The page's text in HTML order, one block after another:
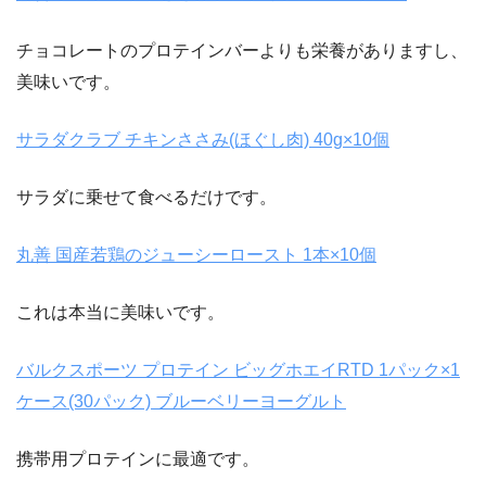
チョコレートのプロテインバーよりも栄養がありますし、
美味いです。
サラダクラブ チキンささみ(ほぐし肉) 40g×10個
サラダに乗せて食べるだけです。
丸善 国産若鶏のジューシーロースト 1本×10個
これは本当に美味いです。
バルクスポーツ プロテイン ビッグホエイRTD 1パック×1
ケース(30パック) ブルーベリーヨーグルト
携帯用プロテインに最適です。